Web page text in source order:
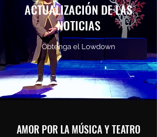
ACTUALIZACIÓN DE LAS
NOTICIAS
Obtenga el Lowdown
AMOR POR LA MÚSICA Y TEATRO